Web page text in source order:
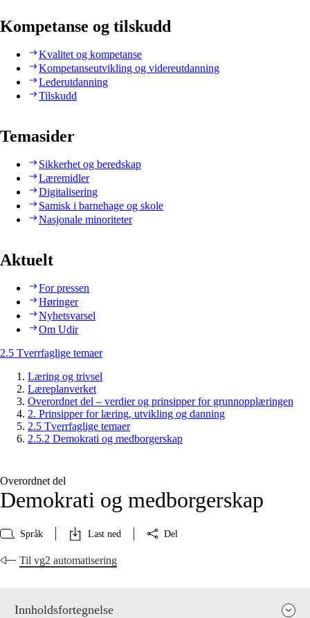
Kompetanse og tilskudd
Kvalitet og kompetanse
Kompetanseutvikling og videreutdanning
Lederutdanning
Tilskudd
Temasider
Sikkerhet og beredskap
Læremidler
Digitalisering
Samisk i barnehage og skole
Nasjonale minoriteter
Aktuelt
For pressen
Høringer
Nyhetsvarsel
Om Udir
2.5 Tverrfaglige temaer
Læring og trivsel
Læreplanverket
Overordnet del – verdier og prinsipper for grunnopplæringen
2. Prinsipper for læring, utvikling og danning
2.5 Tverrfaglige temaer
2.5.2 Demokrati og medborgerskap
Overordnet del
Demokrati og medborgerskap
Språk Last ned Del
Til vg2 automatisering
Innholdsfortegnelse